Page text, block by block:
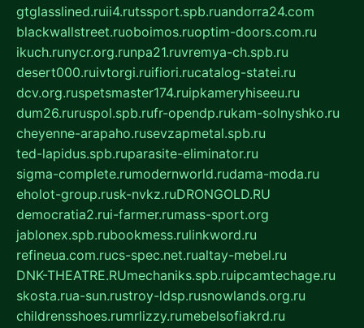
gtglasslined.ruii4.rutssport.spb.ruandorra24.com
blackwallstreet.ruoboimos.ruoptim-doors.com.ru
ikuch.runycr.org.runpa21.ruvremya-ch.spb.ru
desert000.ruivtorgi.ruifiori.rucatalog-statei.ru
dcv.org.ruspetsmaster174.ruipkameryhiseeu.ru
dum26.ruruspol.spb.rufr-opendp.rukam-solnyshko.ru
cheyenne-arapaho.rusevzapmetal.spb.ru
ted-lapidus.spb.ruparasite-eliminator.ru
sigma-complete.rumodernworld.rudama-moda.ru
eholot-group.rusk-nvkz.ruDRONGOLD.RU
democratia2.rui-farmer.rumass-sport.org
jablonex.spb.rubookmess.rulinkword.ru
refineua.com.rucs-spec.net.rualtay-mebel.ru
DNK-THEATRE.RUmechaniks.spb.ruipcamtechage.ru
skosta.rua-sun.rustroy-ldsp.rusnowlands.org.ru
childrensshoes.rumrlizzy.rumebelsofiakrd.ru